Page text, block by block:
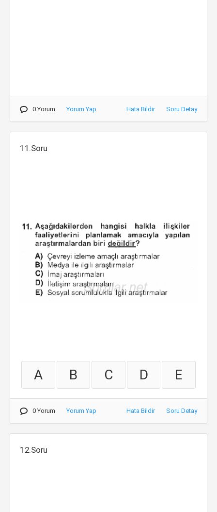
0 Yorum Yorum Yap Hata Bildir Soru Detay
11.Soru
A B C D E
0 Yorum Yorum Yap Hata Bildir Soru Detay
12.Soru